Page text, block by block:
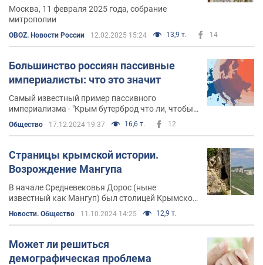
Москва, 11 февраля 2025 года, собрание
митрополии
OBOZ. Новости России 12.02.2025 15:24 13,9 т. 14
Большинство россиян пассивные
империалисты: что это значит
Самый известный пример пассивного
империализма - "Крым бутерброд что ли, чтобы
его туда-сюда возвращать?"
Общество 17.12.2024 19:37 16,6 т. 12
Страницы крымской истории.
Возрождение Мангупа
В начале Средневековья Дорос (ныне
известный как Мангуп) был столицей Крымской
Готии, а в его конце стал столицей княжества
Феодоро
Новости. Общество 11.10.2024 14:25 12,9 т.
Может ли решиться
демографическая проблема